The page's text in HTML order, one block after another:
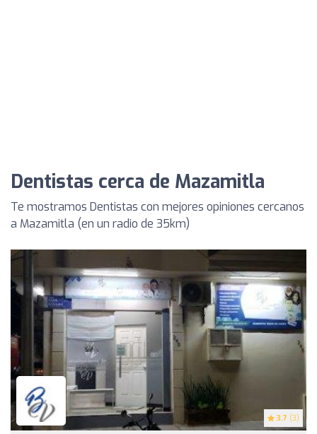
Dentistas cerca de Mazamitla
Te mostramos Dentistas con mejores opiniones cercanos
a Mazamitla (en un radio de 35km)
3.7 (3)